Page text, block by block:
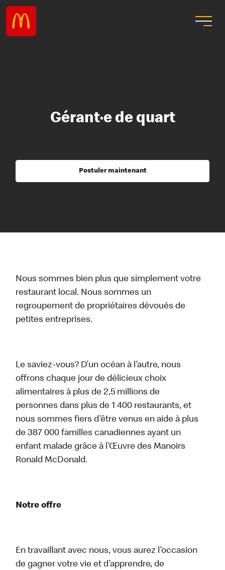
Gérant·e de quart
Postuler maintenant
Nous sommes bien plus que simplement votre
restaurant local. Nous sommes un
regroupement de propriétaires dévoués de
petites entreprises.
Le saviez-vous? D’un océan à l’autre, nous
offrons chaque jour de délicieux choix
alimentaires à plus de 2,5 millions de
personnes dans plus de 1 400 restaurants, et
nous sommes fiers d’être venus en aide à plus
de 387 000 familles canadiennes ayant un
enfant malade grâce à l’Œuvre des Manoirs
Ronald McDonald.
Notre offre
En travaillant avec nous, vous aurez l’occasion
de gagner votre vie et d’apprendre, de